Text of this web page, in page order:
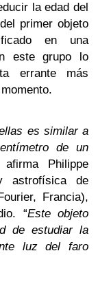
la edad del
primer objeto
en una
este grupo lo
errante más
es similar a
de un
afirma Philippe
astrofísica de
Francia),
“Este objeto
de estudiar la
luz del faro